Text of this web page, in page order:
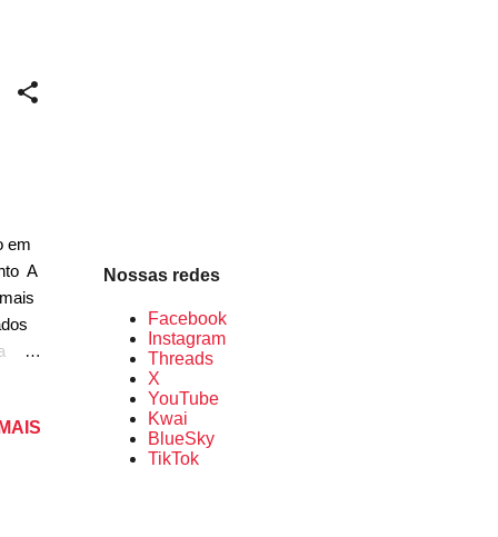
Nossas redes
Facebook
Instagram
Threads
X
YouTube
Kwai
BlueSky
TikTok
em
A